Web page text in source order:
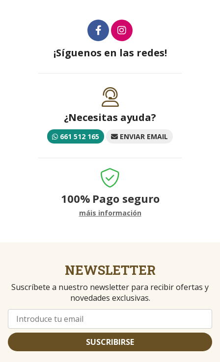
¡Síguenos en las redes!
¿Necesitas ayuda?
661 512 165 ENVIAR EMAIL
100% Pago seguro
máis información
NEWSLETTER
Suscríbete a nuestro newsletter para recibir ofertas y
novedades exclusivas.
SUSCRIBIRSE